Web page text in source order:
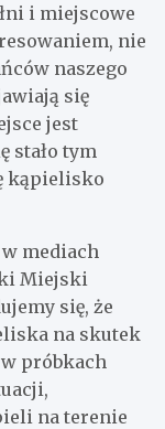
i miejscowe
nie
naszego
się
jest
stało tym
kąpielisko
mediach
Miejski
się, że
na skutek
próbkach
na terenie